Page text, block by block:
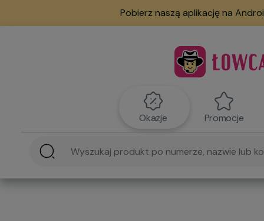
Pobierz naszą aplikację na
Okazje Promocje